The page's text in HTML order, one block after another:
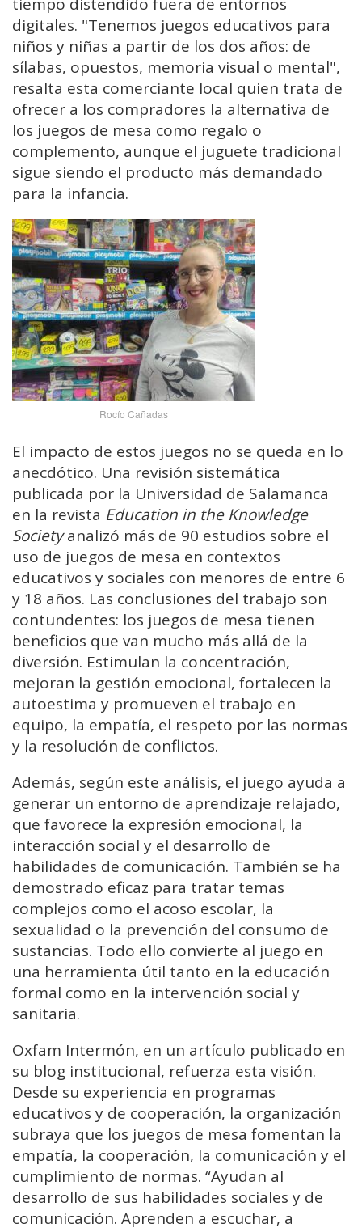
digitales. "Tenemos juegos educativos para
niños y niñas a partir de los dos años: de
sílabas, opuestos, memoria visual o mental",
resalta esta comerciante local quien trata de
ofrecer a los compradores la alternativa de
los juegos de mesa como regalo o
complemento, aunque el juguete tradicional
sigue siendo el producto más demandado
para la infancia.
Rocío Cañadas
El impacto de estos juegos no se queda en lo
anecdótico. Una revisión sistemática
publicada por la Universidad de Salamanca
en la revista Education in the Knowledge
Societyanalizó más de 90 estudios sobre el
uso de juegos de mesa en contextos
educativos y sociales con menores de entre 6
y 18 años. Las conclusiones del trabajo son
contundentes: los juegos de mesa tienen
beneficios que van mucho más allá de la
diversión. Estimulan la concentración,
mejoran la gestión emocional, fortalecen la
autoestima y promueven el trabajo en
equipo, la empatía, el respeto por las normas
y la resolución de conflictos.
Además, según este análisis, el juego ayuda a
generar un entorno de aprendizaje relajado,
que favorece la expresión emocional, la
interacción social y el desarrollo de
habilidades de comunicación. También se ha
demostrado eficaz para tratar temas
complejos como el acoso escolar, la
sexualidad o la prevención del consumo de
sustancias. Todo ello convierte al juego en
una herramienta útil tanto en la educación
formal como en la intervención social y
sanitaria.
Oxfam Intermón, en un artículo publicado en
su blog institucional, refuerza esta visión.
Desde su experiencia en programas
educativos y de cooperación, la organización
subraya que los juegos de mesa fomentan la
empatía, la cooperación, la comunicación y el
cumplimiento de normas. “Ayudan al
desarrollo de sus habilidades sociales y de
comunicación. Aprenden a escuchar, a